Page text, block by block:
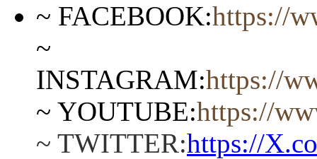
~ FACEBOOK:https://
~
INSTAGRAM:https://
~ YOUTUBE:https://
~ TWITTER:https://